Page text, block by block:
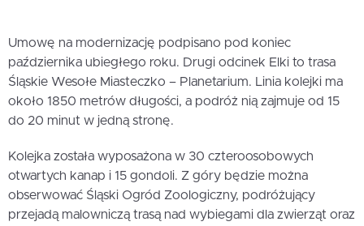
Umowę na modernizację podpisano pod koniec
października ubiegłego roku. Drugi odcinek Elki to trasa
Śląskie Wesołe Miasteczko – Planetarium. Linia kolejki ma
około 1850 metrów długości, a podróż nią zajmuje od 15
do 20 minut w jedną stronę.
Kolejka została wyposażona w 30 czteroosobowych
otwartych kanap i 15 gondoli. Z góry będzie można
obserwować Śląski Ogród Zoologiczny, podróżujący
przejadą malowniczą trasą nad wybiegami dla zwierząt oraz